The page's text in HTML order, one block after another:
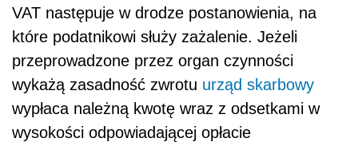
VAT następuje w drodze postanowienia, na
które podatnikowi służy zażalenie. Jeżeli
przeprowadzone przez organ czynności
wykażą zasadność zwrotu urząd skarbowy
wypłaca należną kwotę wraz z odsetkami w
wysokości odpowiadającej opłacie